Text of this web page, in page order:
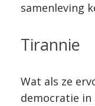
samenleving
Tirannie
Wat als ze
democratie